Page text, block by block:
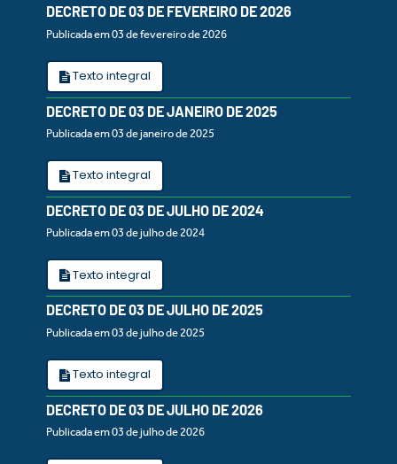
DECRETO DE 03 DE FEVEREIRO DE 2026
Publicada em 03 de fevereiro de 2026
Texto integral
DECRETO DE 03 DE JANEIRO DE 2025
Publicada em 03 de janeiro de 2025
Texto integral
DECRETO DE 03 DE JULHO DE 2024
Publicada em 03 de julho de 2024
Texto integral
DECRETO DE 03 DE JULHO DE 2025
Publicada em 03 de julho de 2025
Texto integral
DECRETO DE 03 DE JULHO DE 2026
Publicada em 03 de julho de 2026